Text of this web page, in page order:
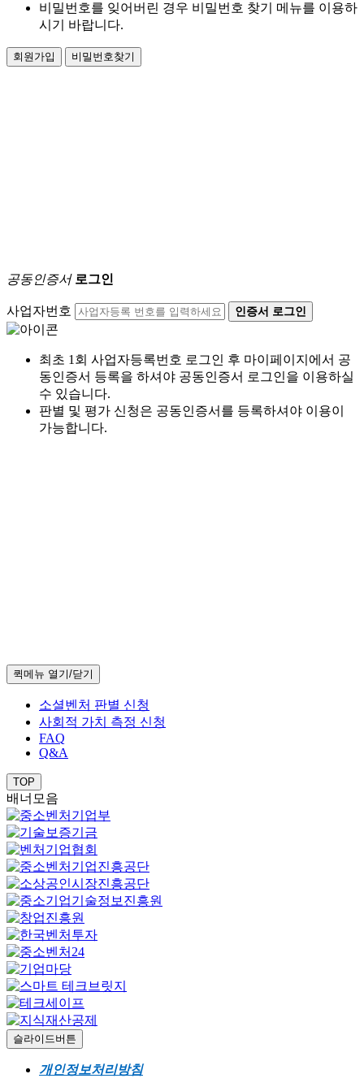
비밀번호를 잊어버린 경우 비밀번호 찾기 메뉴를 이용하
시기 바랍니다.
회원가입 비밀번호찾기
공동인증서 로그인
사업자번호 인증서 로그인
최초 1회 사업자등록번호 로그인 후 마이페이지에서 공
동인증서 등록을 하셔야 공동인증서 로그인을 이용하실
수 있습니다.
판별 및 평가 신청은 공동인증서를 등록하셔야 이용이
가능합니다.
퀵메뉴 열기/닫기
소셜벤처 판별 신청
사회적 가치 측정 신청
FAQ
Q&A
TOP
배너모음
슬라이드버튼
개인정보처리방침